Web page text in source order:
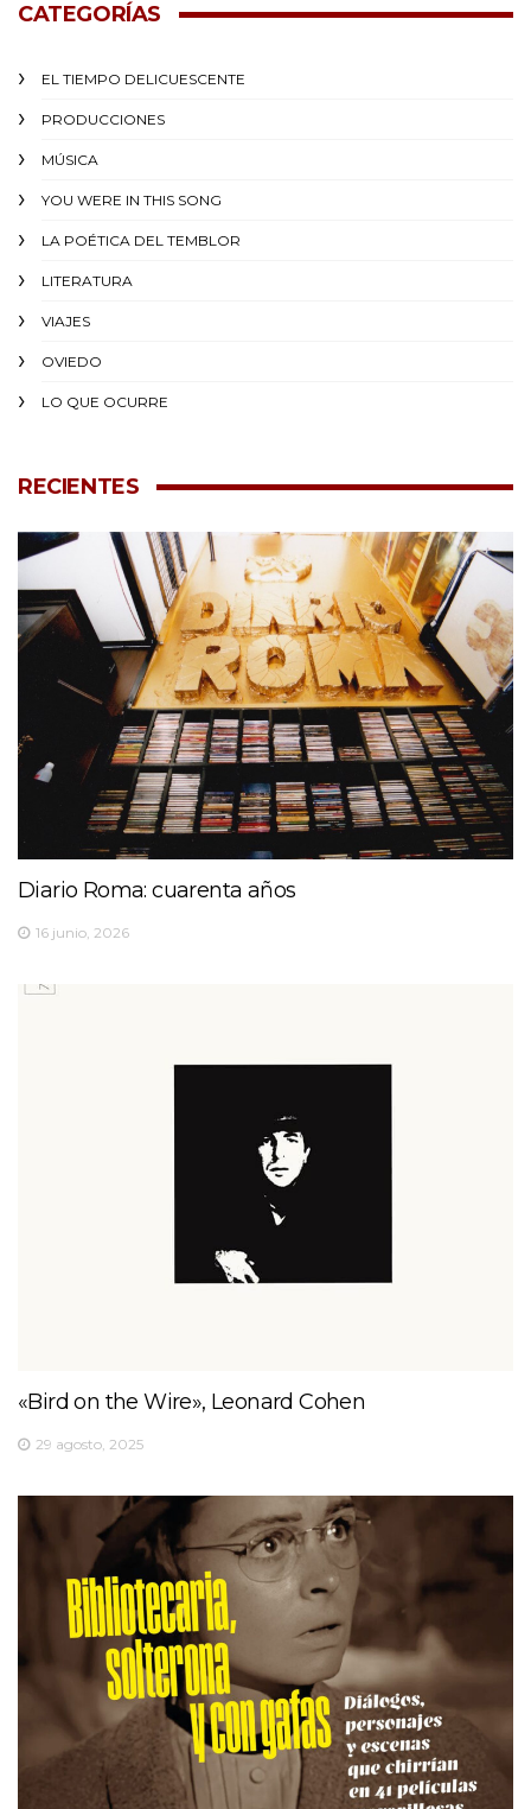
CATEGORÍAS
EL TIEMPO DELICUESCENTE
PRODUCCIONES
MÚSICA
YOU WERE IN THIS SONG
LA POÉTICA DEL TEMBLOR
LITERATURA
VIAJES
OVIEDO
LO QUE OCURRE
RECIENTES
Diario Roma: cuarenta años
16 junio, 2026
«Bird on the Wire», Leonard Cohen
29 agosto, 2025